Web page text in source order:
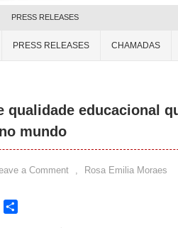
PRESS RELEASES
PRESS RELEASES CHAMADAS
qualidade educacional
mundo
a Comment , Rosa Emilia Moraes
Facebook